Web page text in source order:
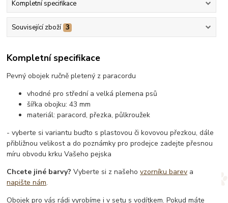
Kompletní specifikace
Související zboží 3
Kompletní specifikace
Pevný obojek ručně pletený z paracordu
vhodné pro střední a velká plemena psů
šířka obojku: 43 mm
materiál: paracord, přezka, půlkroužek
- vyberte si variantu buďto s plastovou či kovovou přezkou, dále
přibližnou velikost a do poznámky pro prodejce zadejte přesnou
míru obvodu krku Vašeho pejska
Chcete jiné barvy? Vyberte si z našehovzorníku barev a
napište nám.
Obojek pro vás rádi vyrobíme i v setu s vodítkem. Pokud máte